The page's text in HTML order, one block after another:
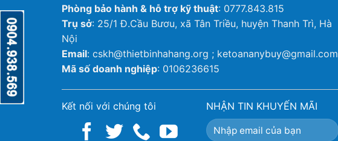
Phòng bảo hành & hỗ trợ kỹ thuật: 0777.843.815
Trụ sở: 25/1 Đ.Cầu Bươu, xã Tân Triều, huyện Thanh Trì, Hà
Nội
Email: cskh@thietbinhahang.org ; ketoananybuy@gmail.com
Mã số doanh nghiệp: 0106236615
Kết nối với chúng tôi NHẬN TIN KHUYẾN MÃI